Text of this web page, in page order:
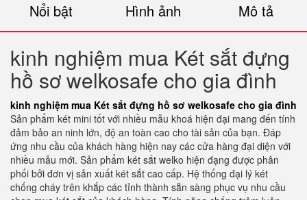
Nổi bật Hình ảnh Mô tả
kinh nghiệm mua Két sắt đựng
hồ sơ welkosafe cho gia đình
kinh nghiệm mua Két sắt đựng hồ sơ welkosafe cho gia đình
Sản phẩm két mini tốt với nhiều mẫu khoá hiện đại mang đến tính
đảm bảo an ninh lớn, độ an toàn cao cho tài sản của bạn. Đáp
ứng nhu cầu của khách hàng hiện nay các cửa hàng đại diện với
nhiều mẫu mới. Sản phẩm két sắt welko hiện đạng được phân
phối bởi đơn vị sản xuất két sắt cao cấp. Hệ thống đại lý két
chống cháy trên khắp các tỉnh thành sẵn sàng phục vụ nhu cầu